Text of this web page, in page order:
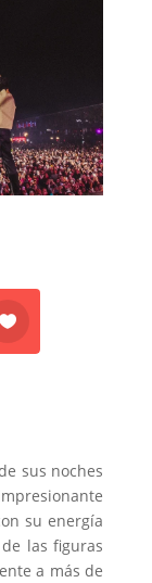
sus noches
su energía
las figuras
a más de